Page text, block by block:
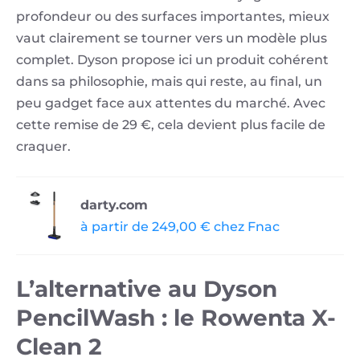
profondeur ou des surfaces importantes, mieux
vaut clairement se tourner vers un modèle plus
complet. Dyson propose ici un produit cohérent
dans sa philosophie, mais qui reste, au final, un
peu gadget face aux attentes du marché. Avec
cette remise de 29 €, cela devient plus facile de
craquer.
darty.com
à partir de 249,00 € chez Fnac
L’alternative au Dyson
PencilWash : le Rowenta X-
Clean 2